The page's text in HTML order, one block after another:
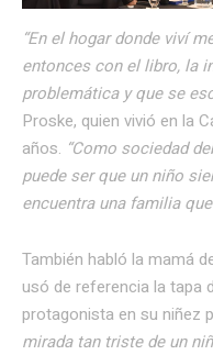
“En el hogar donde viví
entonces con el libro, la
problemática y que se
Proske, quien vivió en la
años. “Como sociedad
puede ser que un niño
encuentra una familia
También habló la mamá
usó de referencia la tapa
protagonista en su niñez
mirada tan triste de un